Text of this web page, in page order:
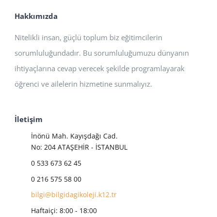
Hakkımızda
Nitelikli insan, güçlü toplum biz eğitimcilerin
sorumluluğundadır. Bu sorumluluğumuzu dünyanın
ihtiyaçlarına cevap verecek şekilde programlayarak
öğrenci ve ailelerin hizmetine sunmalıyız.
İletişim
İnönü Mah. Kayışdağı Cad.
No: 204 ATAŞEHİR - İSTANBUL
0 533 673 62 45
0 216 575 58 00
bilgi@bilgidagikoleji.k12.tr
Haftaiçi: 8:00 - 18:00